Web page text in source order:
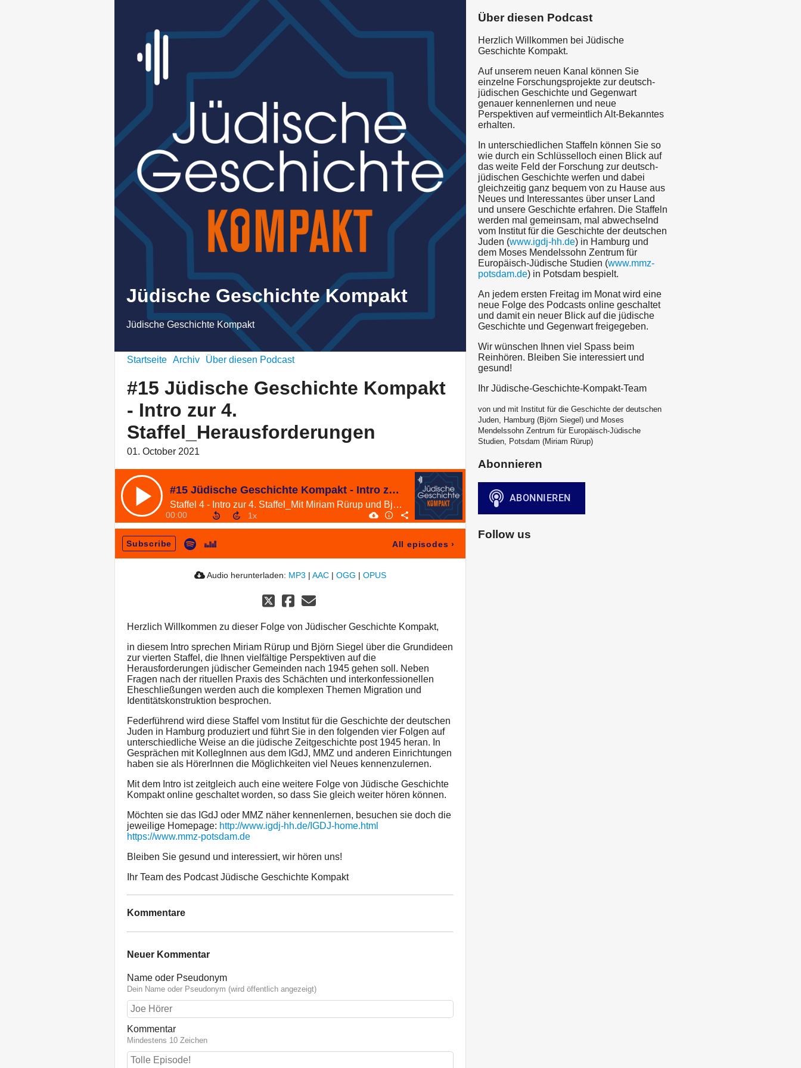
Jüdische Geschichte Kompakt
Jüdische Geschichte Kompakt
Startseite Archiv Über diesen Podcast
#15 Jüdische Geschichte Kompakt
- Intro zur 4.
Staffel_Herausforderungen
01. October 2021
#15 Jüdische Geschichte Kompakt - Intro zur 4. Staffel_Herausforderungen
Staffel 4 - Intro zur 4. Staffel_Mit Miriam Rürup und Björn Siegel
00:00
Subscribe All episodes ›
Audio herunterladen: MP3 | AAC | OGG | OPUS
Herzlich Willkommen zu dieser Folge von Jüdischer Geschichte Kompakt,
in diesem Intro sprechen Miriam Rürup und Björn Siegel über die Grundideen
zur vierten Staffel, die Ihnen vielfältige Perspektiven auf die
Herausforderungen jüdischer Gemeinden nach 1945 gehen soll. Neben
Fragen nach der rituellen Praxis des Schächten und interkonfessionellen
Eheschließungen werden auch die komplexen Themen Migration und
Identitätskonstruktion besprochen.
Federführend wird diese Staffel vom Institut für die Geschichte der deutschen
Juden in Hamburg produziert und führt Sie in den folgenden vier Folgen auf
unterschiedliche Weise an die jüdische Zeitgeschichte post 1945 heran. In
Gesprächen mit KollegInnen aus dem IGdJ, MMZ und anderen Einrichtungen
haben sie als HörerInnen die Möglichkeiten viel Neues kennenzulernen.
Mit dem Intro ist zeitgleich auch eine weitere Folge von Jüdische Geschichte
Kompakt online geschaltet worden, so dass Sie gleich weiter hören können.
Möchten sie das IGdJ oder MMZ näher kennenlernen, besuchen sie doch die
jeweilige Homepage: http://www.igdj-hh.de/IGDJ-home.html
https://www.mmz-potsdam.de
Bleiben Sie gesund und interessiert, wir hören uns!
Ihr Team des Podcast Jüdische Geschichte Kompakt
Kommentare
Neuer Kommentar
Name oder Pseudonym
Dein Name oder Pseudonym (wird öffentlich angezeigt)
Kommentar
Mindestens 10 Zeichen
Über diesen Podcast
Herzlich Willkommen bei Jüdische
Geschichte Kompakt.
Auf unserem neuen Kanal können Sie
einzelne Forschungsprojekte zur deutsch-
jüdischen Geschichte und Gegenwart
genauer kennenlernen und neue
Perspektiven auf vermeintlich Alt-Bekanntes
erhalten.
In unterschiedlichen Staffeln können Sie so
wie durch ein Schlüsselloch einen Blick auf
das weite Feld der Forschung zur deutsch-
jüdischen Geschichte werfen und dabei
gleichzeitig ganz bequem von zu Hause aus
Neues und Interessantes über unser Land
und unsere Geschichte erfahren. Die Staffeln
werden mal gemeinsam, mal abwechselnd
vom Institut für die Geschichte der deutschen
Juden (www.igdj-hh.de) in Hamburg und
dem Moses Mendelssohn Zentrum für
Europäisch-Jüdische Studien (www.mmz-
potsdam.de) in Potsdam bespielt.
An jedem ersten Freitag im Monat wird eine
neue Folge des Podcasts online geschaltet
und damit ein neuer Blick auf die jüdische
Geschichte und Gegenwart freigegeben.
Wir wünschen Ihnen viel Spass beim
Reinhören. Bleiben Sie interessiert und
gesund!
Ihr Jüdische-Geschichte-Kompakt-Team
von und mit Institut für die Geschichte der deutschen
Juden, Hamburg (Björn Siegel) und Moses
Mendelssohn Zentrum für Europäisch-Jüdische
Studien, Potsdam (Miriam Rürup)
Abonnieren
Follow us